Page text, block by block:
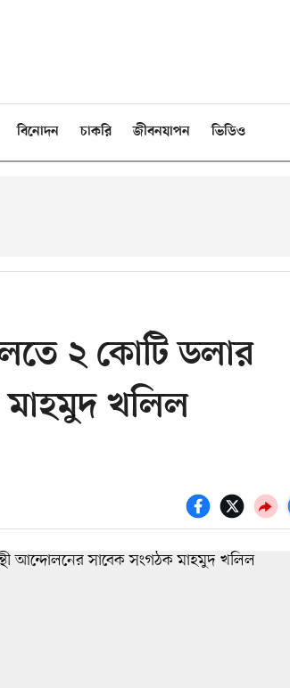
বিনোদন চাকরি জীবনযাপন ভিডিও
২ কোটি ডলার
খলিল